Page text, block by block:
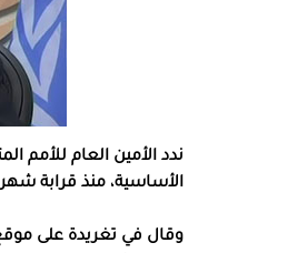
ندد الأمين العام للأمم
الأساسية، منذ قرابة
وقال في تغريدة على موقع